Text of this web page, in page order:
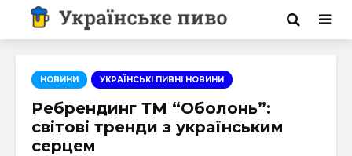
НОВИНИ УКРАЇНСЬКІ ПИВНІ НОВИНИ
Ребрендинг ТМ “Оболонь”:
світові тренди з українським
серцем